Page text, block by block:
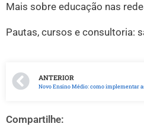
Mais sobre educação nas
Pautas, cursos e consultoria:
ANTERIOR
Compartilhe: